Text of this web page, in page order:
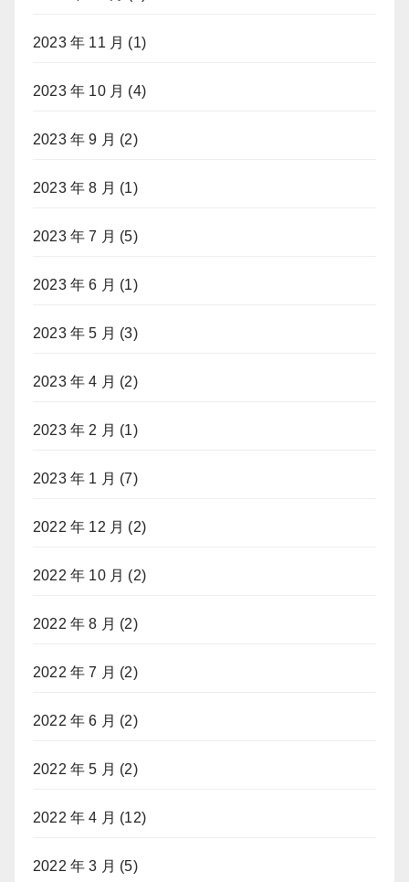
2023 年 11 月 (1)
2023 年 10 月 (4)
2023 年 9 月 (2)
2023 年 8 月 (1)
2023 年 7 月 (5)
2023 年 6 月 (1)
2023 年 5 月 (3)
2023 年 4 月 (2)
2023 年 2 月 (1)
2023 年 1 月 (7)
2022 年 12 月 (2)
2022 年 10 月 (2)
2022 年 8 月 (2)
2022 年 7 月 (2)
2022 年 6 月 (2)
2022 年 5 月 (2)
2022 年 4 月 (12)
2022 年 3 月 (5)